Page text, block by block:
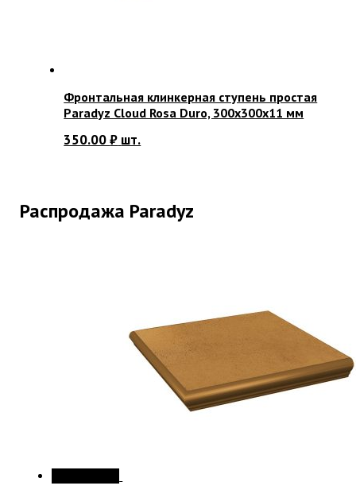
Фронтальная клинкерная ступень простая
Paradyz Cloud Rosa Duro, 300х300х11 мм
350.00₽ шт.
Распродажа Paradyz